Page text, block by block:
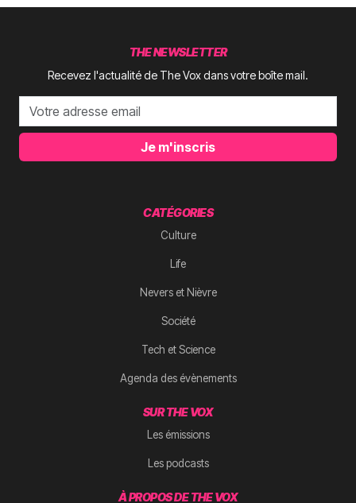
THE NEWSLETTER
Recevez l'actualité de The Vox dans votre boîte mail.
Je m'inscris
CATÉGORIES
Culture
Life
Nevers et Nièvre
Société
Tech et Science
Agenda des évènements
SUR THE VOX
Les émissions
Les podcasts
À PROPOS DE THE VOX